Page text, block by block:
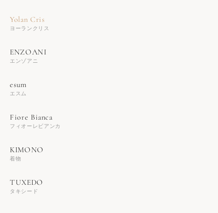
ヨーランクリス
エンゾアニ
エスム
フィオーレビアンカ
着物
タキシード